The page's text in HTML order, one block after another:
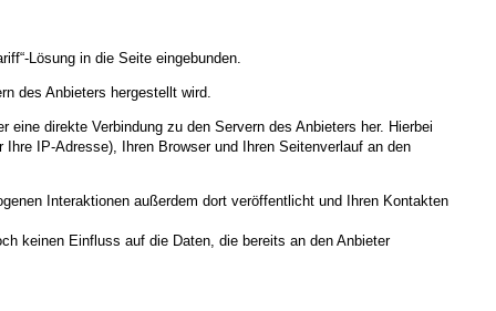
Lösung in die Seite eingebunden.
des Anbieters hergestellt wird.
direkte Verbindung zu den Servern des Anbieters her. Hierbei
IP-Adresse), Ihren Browser und Ihren Seitenverlauf an den
Interaktionen außerdem dort veröffentlicht und Ihren Kontakten
keinen Einfluss auf die Daten, die bereits an den Anbieter